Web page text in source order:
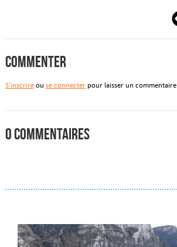
Commenter
S'inscrireou se connecterpour laisser un commentaire.
0 commentaires